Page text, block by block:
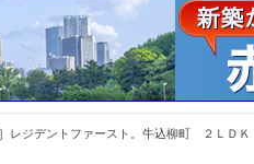
レジデントファースト。牛込柳町 ２ＬＤ